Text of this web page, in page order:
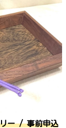
ー / 事前申込